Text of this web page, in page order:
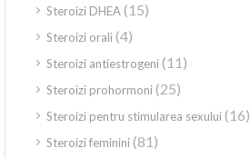
Steroizi DHEA(15)
Steroizi orali(4)
Steroizi antiestrogeni(11)
Steroizi prohormoni(25)
Steroizi pentru stimularea sexului(16)
Steroizi feminini(81)